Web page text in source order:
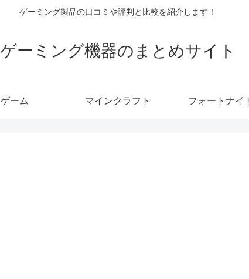
ゲーミング製品の口コミや評判と比較を紹介します！
ゲーミング機器のまとめサイト
ゲーム マインクラフト フォートナイ